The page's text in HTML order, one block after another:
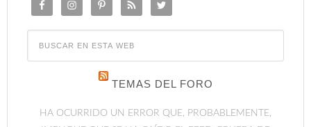
TEMAS DEL FORO
HA OCURRIDO UN ERROR QUE, PROBABLEMENTE,